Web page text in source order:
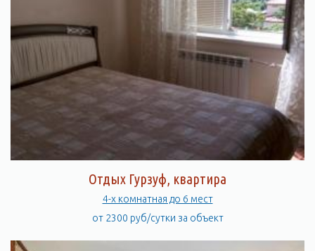
Отдых Гурзуф, квартира
4-х комнатная до 6 мест
от 2300 руб/сутки за объект